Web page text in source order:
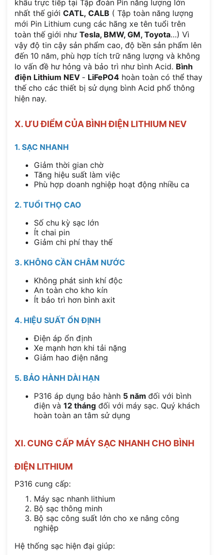
khẩu trực tiếp tại Tập đoàn Pin năng lượng lớn
nhất thế giới CATL, CALB ( Tập toàn năng lượng
mới Pin Lithium cung các hãng xe tên tuổi trên
toàn thế giới như Tesla, BMW, GM, Toyota…) Vì
vậy độ tin cậy sản phẩm cao, độ bền sản phẩm lên
đến 10 năm, phù hợp tích trữ năng lượng và không
lo vấn đề hư hỏng và bảo trì như bình Acid. Bình
điện Lithium NEV - LiFePO4 hoàn toàn có thể thay
thế cho các thiết bị sử dụng bình Acid phổ thông
hiện nay.
X. ƯU ĐIỂM CỦA BÌNH ĐIỆN LITHIUM NEV
1. SẠC NHANH
Giảm thời gian chờ
Tăng hiệu suất làm việc
Phù hợp doanh nghiệp hoạt động nhiều ca
2. TUỔI THỌ CAO
Số chu kỳ sạc lớn
Ít chai pin
Giảm chi phí thay thế
3. KHÔNG CẦN CHÂM NƯỚC
Không phát sinh khí độc
An toàn cho kho kín
Ít bảo trì hơn bình axit
4. HIỆU SUẤT ỔN ĐỊNH
Điện áp ổn định
Xe mạnh hơn khi tải nặng
Giảm hao điện năng
5. BẢO HÀNH DÀI HẠN
P316 áp dụng bảo hành 5 năm đối với bình
điện và 12 tháng đối với máy sạc. Quý khách
hoàn toàn an tâm sử dụng
XI. CUNG CẤP MÁY SẠC NHANH CHO BÌNH
ĐIỆN LITHIUM
P316 cung cấp:
Máy sạc nhanh lithium
Bộ sạc thông minh
Bộ sạc công suất lớn cho xe nâng công
nghiệp
Hệ thống sạc hiện đại giúp: